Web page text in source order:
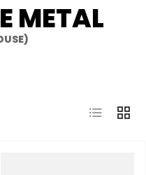
METAL
Lista Grila